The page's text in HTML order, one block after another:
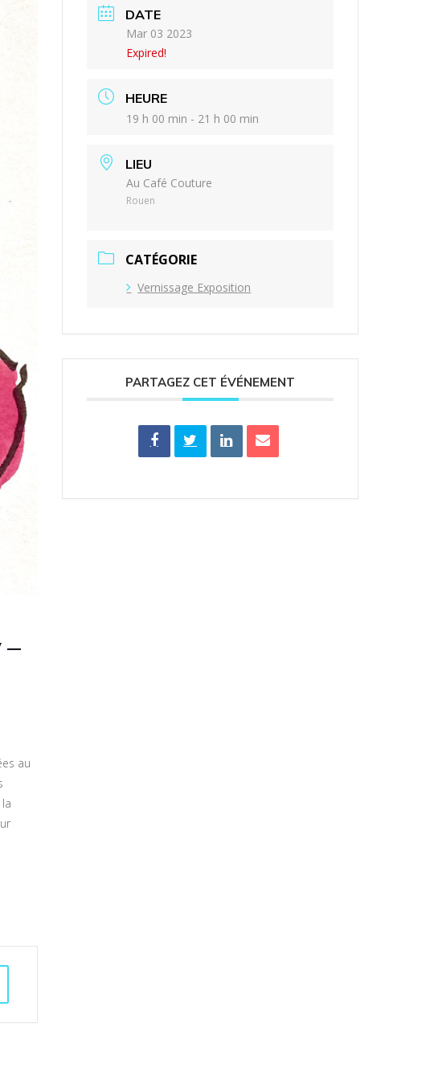
au
DATE
Mar 03 2023
Expired!
HEURE
19 h 00 min - 21 h 00 min
LIEU
Au Café Couture
Rouen
CATÉGORIE
Vernissage Exposition
PARTAGEZ CET ÉVÉNEMENT